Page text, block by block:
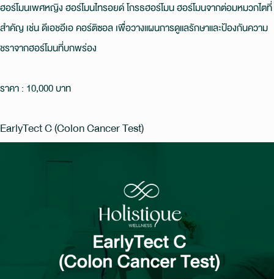
ฮอร์โมนเพศหญิง ฮอร์โมนไทรอยด์ โกรธฮอร์โมน ฮอร์โมนจากต่อมหมวกไตที่
สําคัญ เช่น ดีเอชอีเอ คอร์ติซอล เพื่อวางแผนการดูแลรักษาและป้องกันความ
ชราจากฮอร์โมนที่บกพร่อง
ราคา : 10,000 บาท
EarlyTect C (Colon Cancer Test)